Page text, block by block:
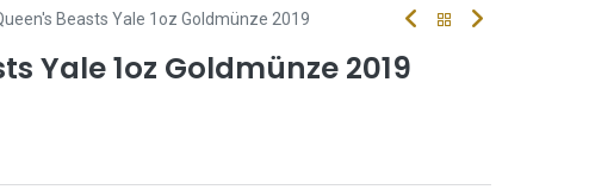
Beasts Yale 1oz Goldmünze 2019
Yale 1oz Goldmünze 2019